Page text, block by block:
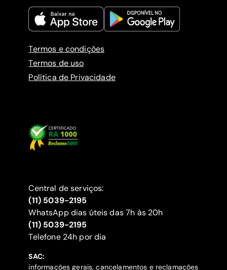
Termos e condições
Termos de uso
Política de Privacidade
Central de serviços:
(11) 5039-2195
WhatsApp dias úteis das 7h às 20h
(11) 5039-2195
‍Telefone 24h por dia
SAC:
informações gerais, cancelamentos e reclamações